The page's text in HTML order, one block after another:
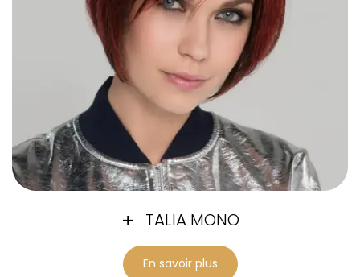
TALIA MONO
En savoir plus